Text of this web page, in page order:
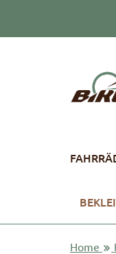
Home